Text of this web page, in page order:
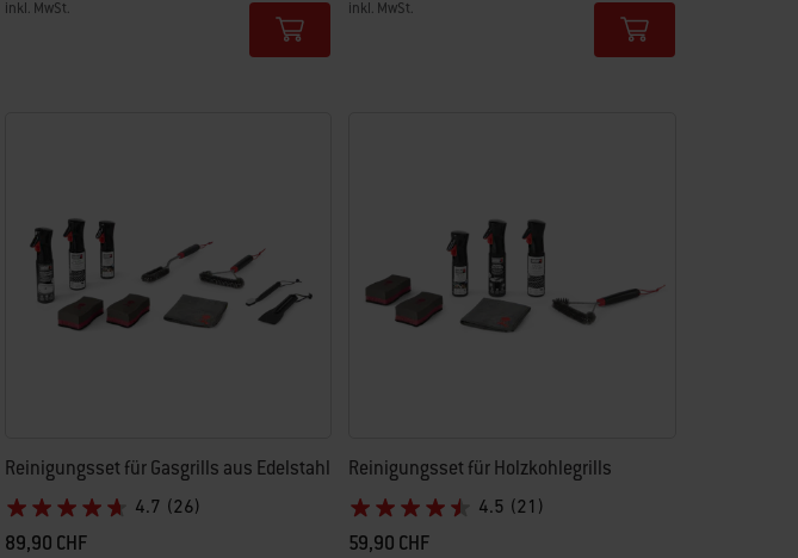
inkl. MwSt. inkl. MwSt.
Reinigungsset für Gasgrills aus Edelstahl
4.7 (26)
89,90 CHF
Reinigungsset für Holzkohlegrills
4.5 (21)
59,90 CHF